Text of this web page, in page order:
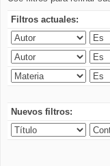
Filtros actuales:
Nuevos filtros: